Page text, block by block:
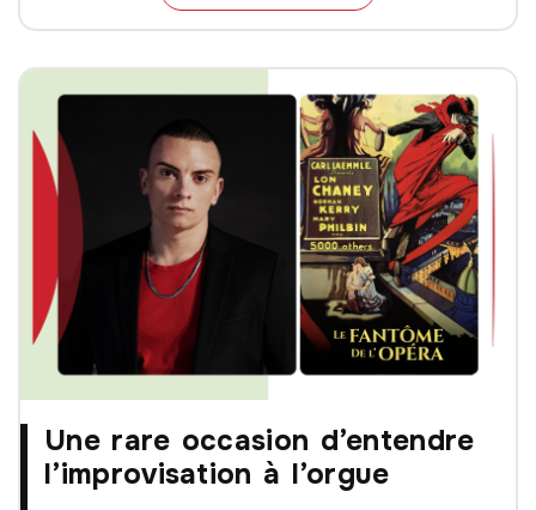
Une rare occasion d’entendre
l’improvisation à l’orgue